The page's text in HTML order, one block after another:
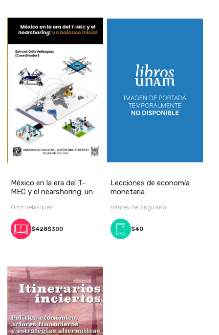
México en la era del T-
MEC y el nearshoring: un
Ortiz Velásquez
$428$300
Lecciones de economía
monetaria
Mántey de Anguiano
$40